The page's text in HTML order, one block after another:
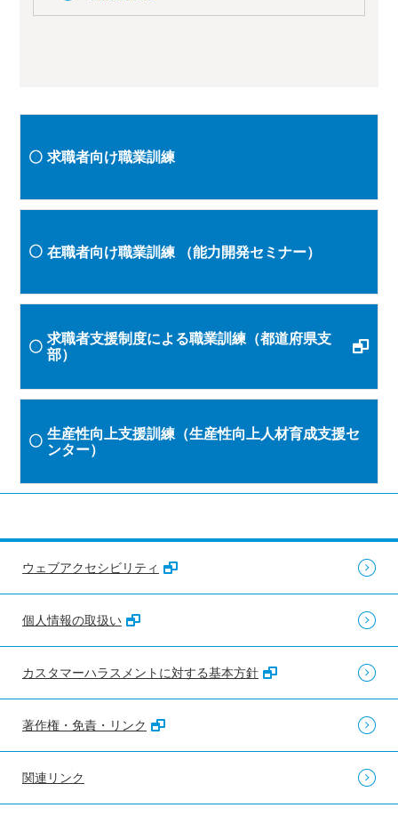
求職者向け職業訓練
在職者向け職業訓練 （能力開発セミナー）
求職者支援制度による職業訓練（都道府県支
部）
生産性向上支援訓練（生産性向上人材育成支援セ
ンター）
ウェブアクセシビリティ
個人情報の取扱い
カスタマーハラスメントに対する基本方針
著作権・免責・リンク
関連リンク